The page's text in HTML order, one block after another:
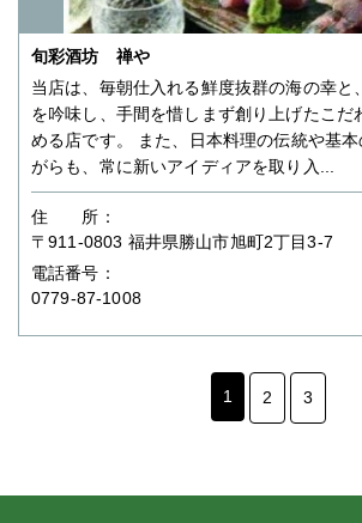
旬彩酒坊 禅や
当店は、毎朝仕入れる鮮度抜群の海の幸と
を吟味し、手間を惜しまず創り上げたこだ
める店です。 また、日本料理の伝統や基
がらも、常に新いアイディアを取り入...
住 所：
〒911-0803 福井県勝山市旭町2丁目3-7
電話番号：
0779-87-1008
1 2 3